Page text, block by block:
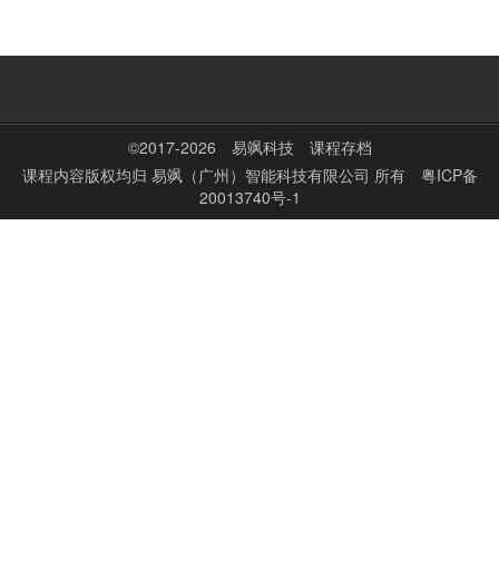
©2017-2026 易飒科技
课程存档
课程内容版权均归 易飒（广州）智能科技有限公司 所有
粤ICP备
20013740号-1